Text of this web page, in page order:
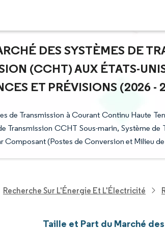
DES SYSTÈMES DE
(CCHT) AUX ÉTATS-
ET PRÉVISIONS (2026 -
de Transmission à Courant Continu Haute
Transmission CCHT Sous-marin, Système
Composant (Postes de Conversion et Milieu
Recherche Sur L'Énergie Et L'Électricité
Taille et Part du Marché